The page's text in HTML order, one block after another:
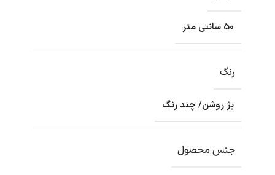
50 سانتی متر
رنگ
بژ روشن/ چند رنگ
جنس محصول